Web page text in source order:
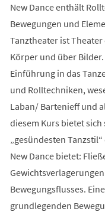
New Dance enthält
Bewegungen und
Tanztheater ist
Körper und über
Einführung in das
und Rolltechniken,
Laban/ Bartenieff und
diesem Kurs bietet sich
„gesündesten
New Dance bietet:
Bewegungsflusses.
grundlegenden